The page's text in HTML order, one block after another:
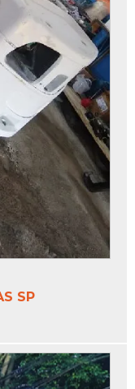
SP